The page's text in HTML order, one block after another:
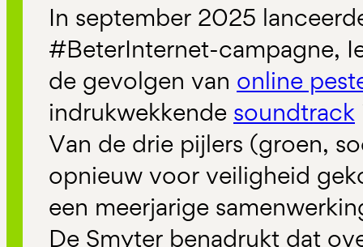
In september 2025
#BeterInternet-campagne,
de gevolgen van online
indrukwekkende soundtrack
Van de drie pijlers (groen,
opnieuw voor veiligheid
een meerjarige
De Smyter benadrukt dat